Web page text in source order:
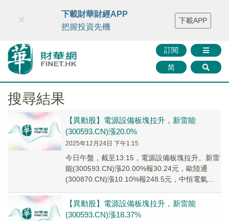
財華智庫網 FINTV FINMETA 財華證券 媒體矩陣
智庫沙龍
聯絡我們
訂閱
简
×
下載財華財經APP
把握投資先機
下載APP
搜尋結果
【異動股】電源設備板塊拉升，新雷能
(300593.CN)漲20.0%
2025年12月24日 下午1:15
今日午盤，截至13:15，電源設備板塊拉升。新雷
能(300593.CN)漲20.00%報30.24元，歐陸通
(300870.CN)漲10.10%報248.5元，中恒電氣
【異動股】電源設備板塊拉升，新雷能
(300593.CN)漲18.37%